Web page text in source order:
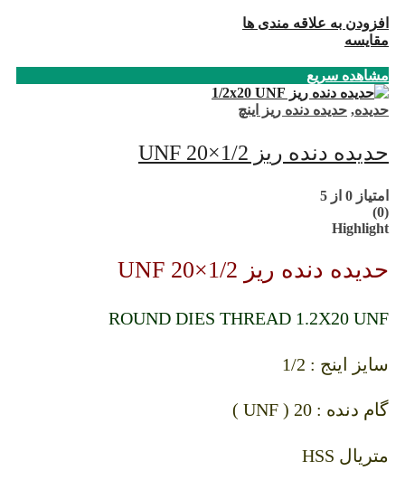
افزودن به علاقه مندی ها
مقایسه
مشاهده سریع
حدیده, حدیده دنده ریز اینچ
حدیده دنده ریز 1/2×20 UNF
امتیاز 0 از 5
(0)
Highlight
حدیده دنده ریز 1/2×20 UNF
ROUND DIES THREAD 1.2X20 UNF
سایز اینج : 1/2
گام دنده : 20 ( UNF )
متریال HSS